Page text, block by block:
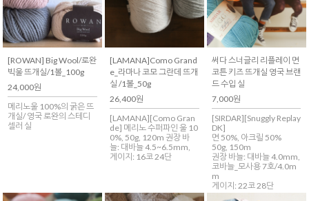
[ROWAN] Big Wool/로완
빅울 뜨개실/1볼_100g
24,000원
메리노울 100%의 굵은 뜨
개실/ 영국 로완의 스테디
셀러 실
[LAMANA]Como Grand
e_라마나 코모 그란데 뜨개
실 /1볼_50g
26,400원
[LAMANA][Como Gran
de] 메리노 수퍼파인 울 10
0%, 50g, 120m 권장 바
늘: 대바늘 4.5~6.5mm,
게이지: 16코 24단
써다 스너글리 리플레이 면
코튼 키즈 뜨개실 영국 브랜
드 수입 실
7,000원
[SIRDAR][Snuggly Replay
DK]
면 50%, 아크릴 50%
50g, 150m
권장 바늘: 대바늘 4.0mm,
코바늘_모사용 7호/4.0m
m
게이지: 22코 28단